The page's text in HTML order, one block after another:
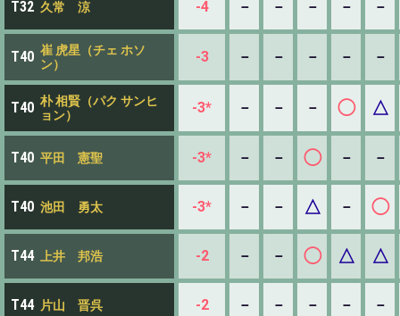
T32 久常 涼 -4 － － － － －
T40 崔 虎星（チェ ホソ
ン）
-3 － － － － －
T40 朴 相賢（パク サンヒ
ョン）
-3* － － － ◯ △
T40 平田 憲聖 -3* － － ◯ － －
T40 池田 勇太 -3* － － △ － ◯
T44 上井 邦浩 -2 － － ◯ △ △
T44 片山 晋呉 -2 － － － － －